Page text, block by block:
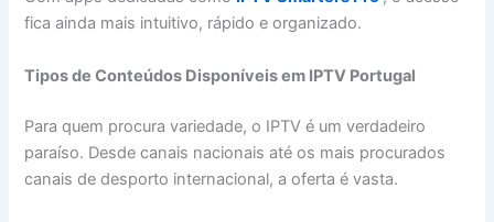
fica ainda mais intuitivo, rápido e organizado.
Tipos de Conteúdos Disponíveis em IPTV Portugal
Para quem procura variedade, o IPTV é um verdadeiro
paraíso. Desde canais nacionais até os mais procurados
canais de desporto internacional, a oferta é vasta.